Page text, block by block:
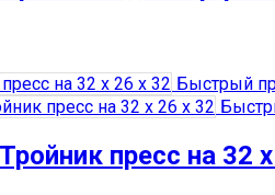
Быстрый
пресс на 32